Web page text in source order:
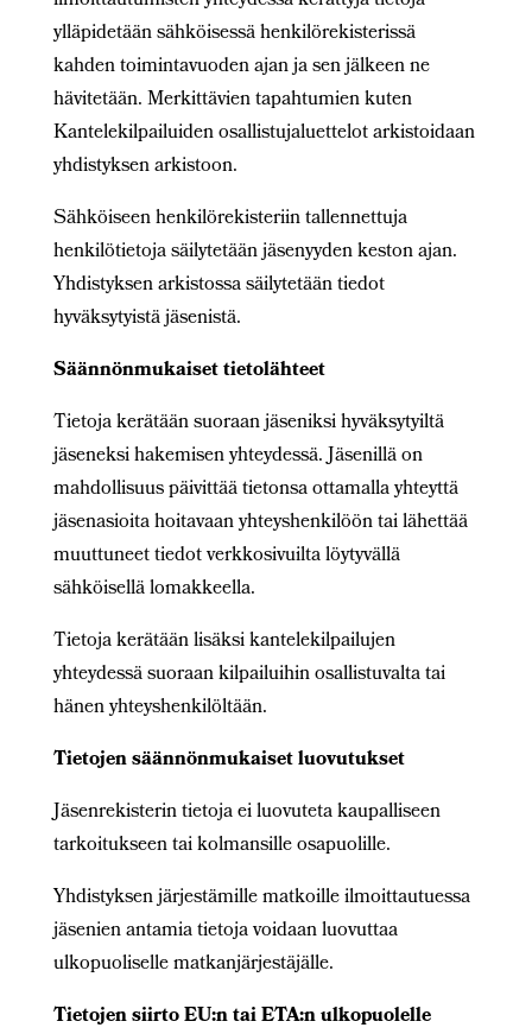
ylläpidetään sähköisessä henkilörekisterissä
kahden toimintavuoden ajan ja sen jälkeen ne
hävitetään. Merkittävien tapahtumien kuten
Kantelekilpailuiden osallistujaluettelot arkistoidaan
yhdistyksen arkistoon.
Sähköiseen henkilörekisteriin tallennettuja
henkilötietoja säilytetään jäsenyyden keston ajan.
Yhdistyksen arkistossa säilytetään tiedot
hyväksytyistä jäsenistä.
Säännönmukaiset tietolähteet
Tietoja kerätään suoraan jäseniksi hyväksytyiltä
jäseneksi hakemisen yhteydessä. Jäsenillä on
mahdollisuus päivittää tietonsa ottamalla yhteyttä
jäsenasioita hoitavaan yhteyshenkilöön tai lähettää
muuttuneet tiedot verkkosivuilta löytyvällä
sähköisellä lomakkeella.
Tietoja kerätään lisäksi kantelekilpailujen
yhteydessä suoraan kilpailuihin osallistuvalta tai
hänen yhteyshenkilöltään.
Tietojen säännönmukaiset luovutukset
Jäsenrekisterin tietoja ei luovuteta kaupalliseen
tarkoitukseen tai kolmansille osapuolille.
Yhdistyksen järjestämille matkoille ilmoittautuessa
jäsenien antamia tietoja voidaan luovuttaa
ulkopuoliselle matkanjärjestäjälle.
Tietojen siirto EU:n tai ETA:n ulkopuolelle